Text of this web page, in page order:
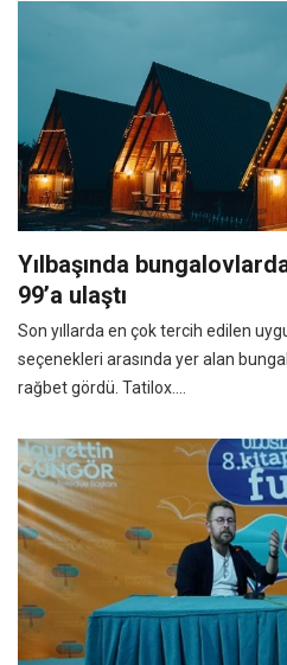
Yılbaşında
99’a ulaştı
Son yıllarda en çok tercih edilen
seçenekleri arasında yer alan
rağbet gördü. Tatilox....